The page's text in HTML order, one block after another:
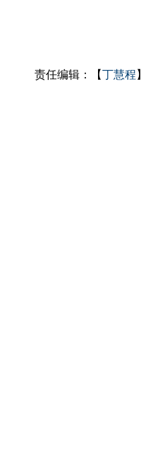
责任编辑：【丁慧程 】